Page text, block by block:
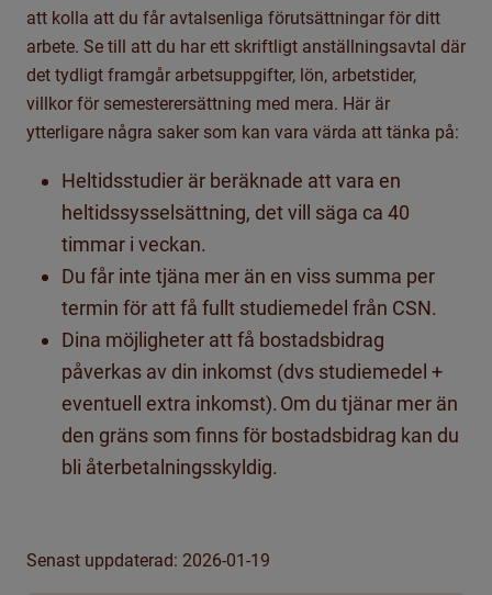
att kolla att du får avtalsenliga förutsättningar för ditt
arbete. Se till att du har ett skriftligt anställningsavtal där
det tydligt framgår arbetsuppgifter, lön, arbetstider,
villkor för semesterersättning med mera. Här är
ytterligare några saker som kan vara värda att tänka på:
Heltidsstudier är beräknade att vara en
heltidssysselsättning, det vill säga ca 40
timmar i veckan.
Du får inte tjäna mer än en viss summa per
termin för att få fullt studiemedel från CSN.
Dina möjligheter att få bostadsbidrag
påverkas av din inkomst (dvs studiemedel +
eventuell extra inkomst). Om du tjänar mer än
den gräns som finns för bostadsbidrag kan du
bli återbetalningsskyldig.
Senast uppdaterad: 2026-01-19